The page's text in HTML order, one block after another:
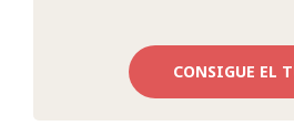
CONSIGUE EL